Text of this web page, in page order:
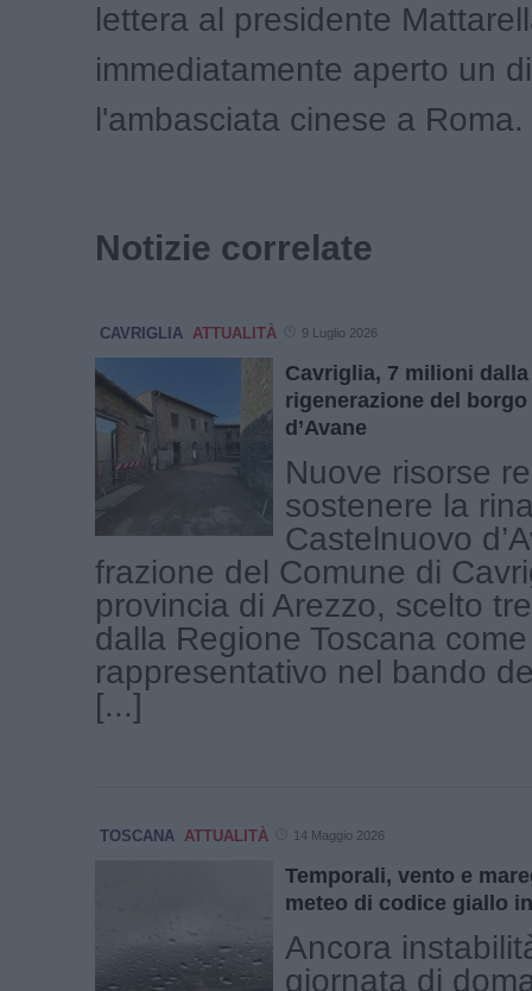
lettera al presidente
immediatamente aperto un
l'ambasciata cinese a Roma.
Notizie correlate
CAVRIGLIA ATTUALITÀ 9 Luglio 2026
Cavriglia, 7 milioni
rigenerazione del
d’Avane
Nuove risorse
sostenere la
Castelnuovo
frazione del Comune di
provincia di Arezzo, scelto
dalla Regione Toscana
rappresentativo nel bando
[...]
TOSCANA ATTUALITÀ 14 Maggio 2026
Temporali, vento e
meteo di codice giallo
Ancora
giornata di